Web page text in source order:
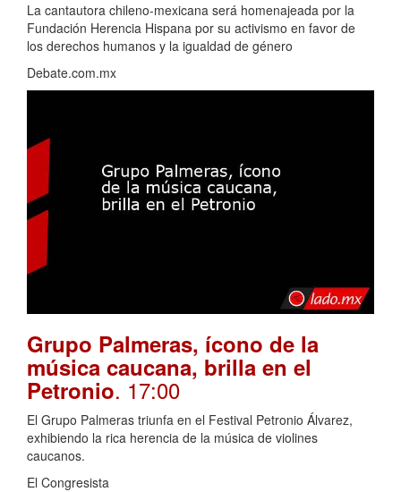
La cantautora chileno-mexicana será homenajeada por la
Fundación Herencia Hispana por su activismo en favor de
los derechos humanos y la igualdad de género
Debate.com.mx
Grupo Palmeras, ícono de la
música caucana, brilla en el
Petronio. 17:00
El Grupo Palmeras triunfa en el Festival Petronio Álvarez,
exhibiendo la rica herencia de la música de violines
caucanos.
El Congresista